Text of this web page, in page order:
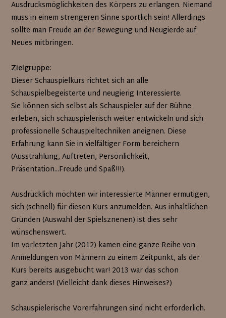
Ausdrucksmöglichkeiten des Körpers zu erlangen. Niemand
muss in einem strengeren Sinne sportlich sein! Allerdings
sollte man Freude an der Bewegung und Neugierde auf
Neues mitbringen.
Zielgruppe:
Dieser Schauspielkurs richtet sich an alle
Schauspielbegeisterte und neugierig Interessierte.
Sie können sich selbst als Schauspieler auf der Bühne
erleben, sich schauspielerisch weiter entwickeln und sich
professionelle Schauspieltechniken aneignen. Diese
Erfahrung kann Sie in vielfältiger Form bereichern
(Ausstrahlung, Auftreten, Persönlichkeit,
Präsentation...Freude und Spaß!!!).
Ausdrücklich möchten wir interessierte Männer ermutigen,
sich (schnell) für diesen Kurs anzumelden. Aus inhaltlichen
Gründen (Auswahl der Spielsznenen) ist dies sehr
wünschenswert.
Im vorletzten Jahr (2012) kamen eine ganze Reihe von
Anmeldungen von Männern zu einem Zeitpunkt, als der
Kurs bereits ausgebucht war! 2013 war das schon
ganz anders! (Vielleicht dank dieses Hinweises?)
Schauspielerische Vorerfahrungen sind nicht erforderlich.